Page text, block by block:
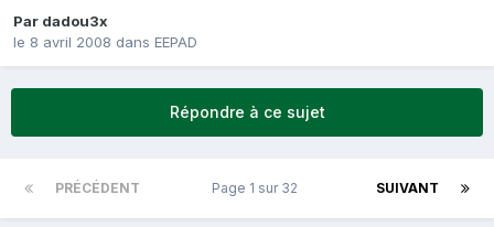
Par dadou3x
le 8 avril 2008 dans EEPAD
Répondre à ce sujet
PRÉCÉDENT SUIVANT
Page 1 sur 32